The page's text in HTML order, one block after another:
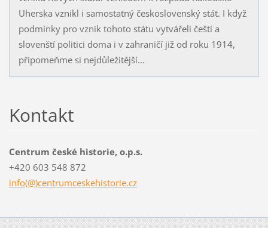
Uherska vznikl i samostatný československý stát. I když
podmínky pro vznik tohoto státu vytvářeli čeští a
slovenští politici doma i v zahraničí již od roku 1914,
připomeňme si nejdůležitější...
Kontakt
Centrum české historie, o.p.s.
+420 603 548 872
info(@)centrumceskehistorie.cz